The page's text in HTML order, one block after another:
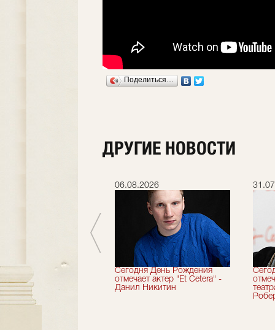
Поделиться…
ДРУГИЕ НОВОСТИ
33-й
сезон!
06.08.2026
Сегодня День Рождения
отмечает актер "Et Cetera" -
Данил Никитин